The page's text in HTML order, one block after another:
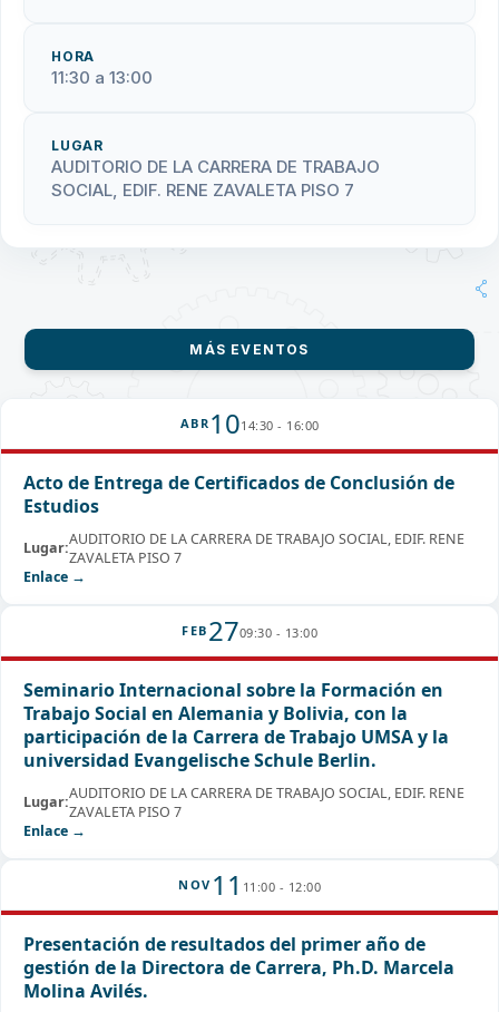
HORA
11:30 a 13:00
LUGAR
AUDITORIO DE LA CARRERA DE TRABAJO
SOCIAL, EDIF. RENE ZAVALETA PISO 7
MÁS EVENTOS
ABR 1014:30 - 16:00
Acto de Entrega de Certificados de Conclusión de
Estudios
Lugar:AUDITORIO DE LA CARRERA DE TRABAJO SOCIAL, EDIF. RENE
ZAVALETA PISO 7
Enlace →
FEB 2709:30 - 13:00
Seminario Internacional sobre la Formación en
Trabajo Social en Alemania y Bolivia, con la
participación de la Carrera de Trabajo UMSA y la
universidad Evangelische Schule Berlin.
Lugar:AUDITORIO DE LA CARRERA DE TRABAJO SOCIAL, EDIF. RENE
ZAVALETA PISO 7
Enlace →
NOV 11 11:00 - 12:00
Presentación de resultados del primer año de
gestión de la Directora de Carrera, Ph.D. Marcela
Molina Avilés.